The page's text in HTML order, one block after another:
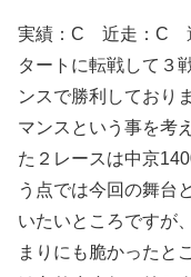
実績：C 近走：C
タートに転戦して３
ンスで勝利しており
マンスという事を考
た２レースは中京
う点では今回の舞台
いたいところですが
まりにも脆かったと